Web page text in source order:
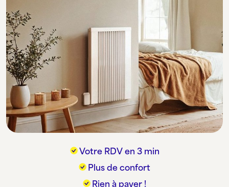
Votre RDV en 3 min
Plus de confort
Rien à payer !